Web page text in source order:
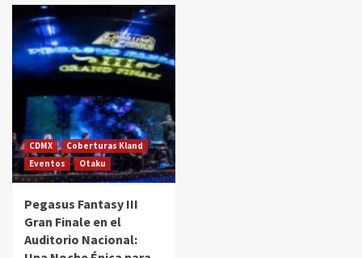
CDMX
Coberturas Kland
Eventos
Otaku
Pegasus Fantasy III
Gran Finale en el
Auditorio Nacional: